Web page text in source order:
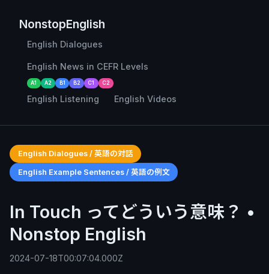
NonstopEnglish
English Dialogues
English News in CEFR Levels
A1 A2 B1 B2 C1 C2
English Listening English Videos
English Dialogues / 英語の対話
English Example Sentences / 英語の例文
In Touch ってどういう意味？ •
Nonstop English
2024-07-18T00:07:04.000Z